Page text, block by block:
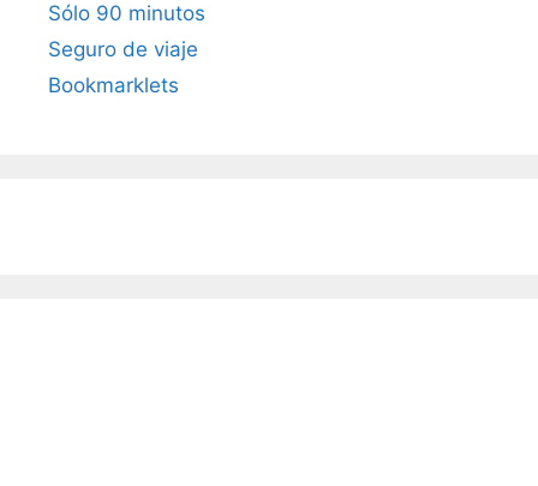
Sólo 90 minutos
Seguro de viaje
Bookmarklets